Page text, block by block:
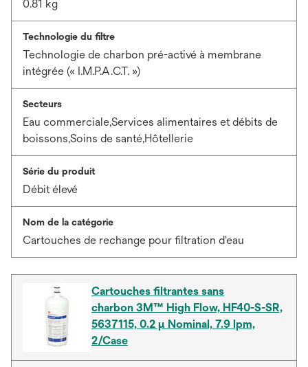
0.81 kg
Technologie du filtre
Technologie de charbon pré-activé à membrane
intégrée (« I.M.P.A.C.T. »)
Secteurs
Eau commerciale,Services alimentaires et débits de
boissons,Soins de santé,Hôtellerie
Série du produit
Débit élevé
Nom de la catégorie
Cartouches de rechange pour filtration d'eau
Cartouches filtrantes sans
charbon 3M™ High Flow, HF40-S-SR,
5637115, 0.2 µ Nominal, 7.9 lpm,
2/Case